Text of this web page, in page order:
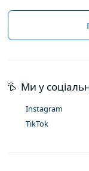
Ми у
Instagram
TikTok